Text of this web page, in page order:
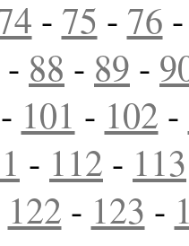
- 75 - 76
- 88 - 89 -
- 101 - 102 -
- 112 - 113
122 - 123 -